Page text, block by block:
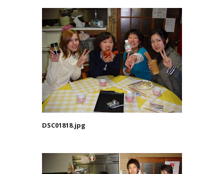
DSC01818.jpg